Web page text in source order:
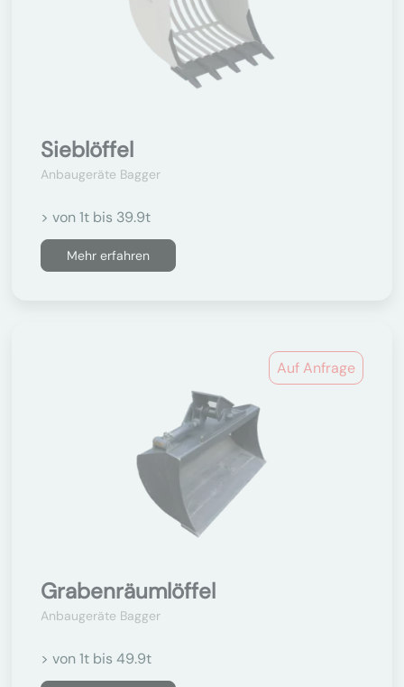
Sieblöffel
Anbaugeräte Bagger
> von 1t bis 39.9t
Mehr erfahren
Auf Anfrage
Grabenräumlöffel
Anbaugeräte Bagger
> von 1t bis 49.9t